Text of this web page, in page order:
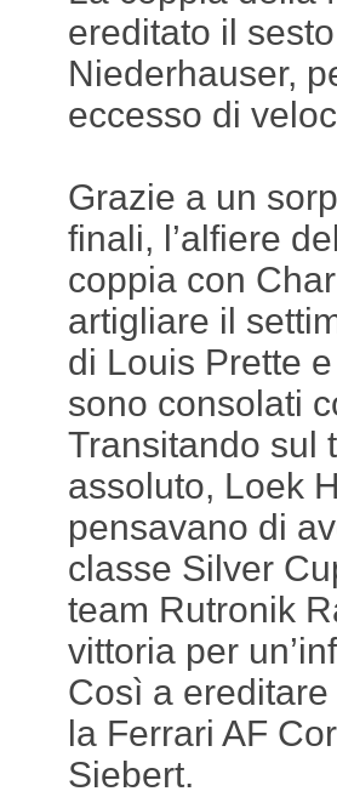
ereditato il
Niederhauser,
eccesso di
Grazie a un
finali, l’alfiere
coppia con
artigliare il
di Louis Prette
sono consolati
Transitando sul
assoluto, Loek
pensavano di
classe Silver
team Rutronik
vittoria per
Così a
la Ferrari AF
Siebert.